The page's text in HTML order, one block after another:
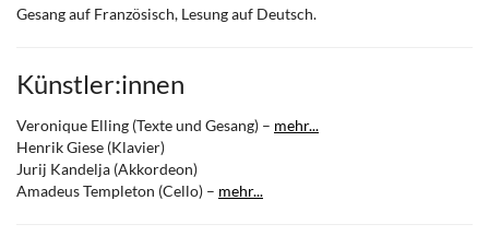
Gesang auf Französisch, Lesung auf Deutsch.
Künstler:innen
Veronique Elling (Texte und Gesang) – mehr...
Henrik Giese (Klavier)
Jurij Kandelja (Akkordeon)
Amadeus Templeton (Cello) – mehr...